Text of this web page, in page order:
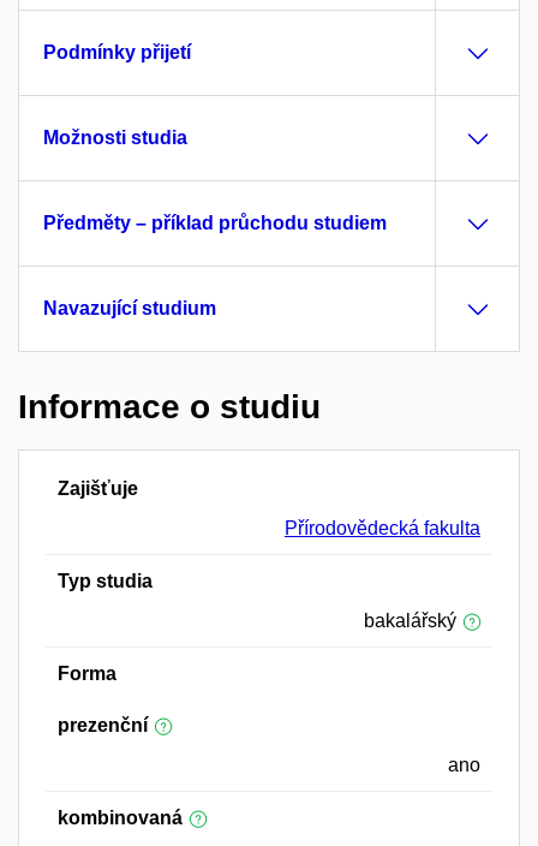
Podmínky přijetí
Možnosti studia
Předměty – příklad průchodu studiem
Navazující studium
Informace o studiu
Zajišťuje
Přírodovědecká fakulta
Typ studia
bakalářský
Forma
prezenční
ano
kombinovaná